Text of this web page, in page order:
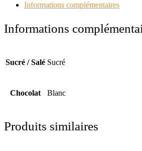
Informations complémentaires
Informations
Sucré / Salé Sucré
Chocolat Blanc
Produits similaires